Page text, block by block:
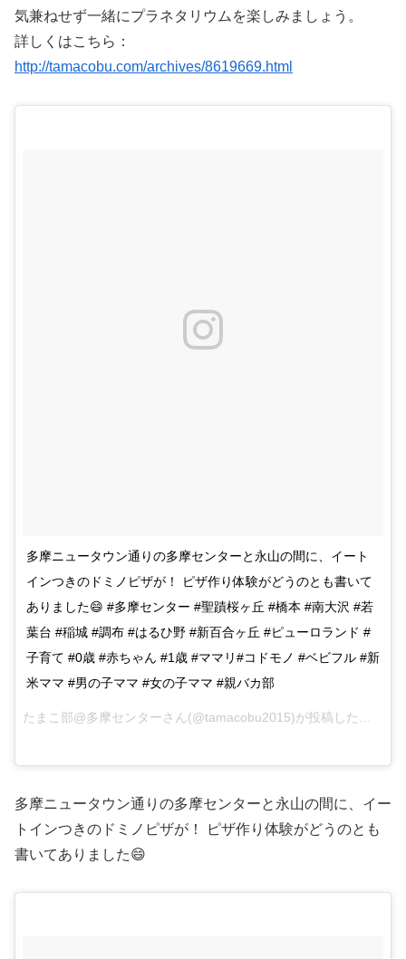
気兼ねせず一緒にプラネタリウムを楽しみましょう。
詳しくはこちら：
http://tamacobu.com/archives/8619669.html
多摩ニュータウン通りの多摩センターと永山の間に、イート
インつきのドミノピザが！ ピザ作り体験がどうのとも書いて
ありました😄 #多摩センター #聖蹟桜ヶ丘 #橋本 #南大沢 #若
葉台 #稲城 #調布 #はるひ野 #新百合ヶ丘 #ピューロランド #
子育て #0歳 #赤ちゃん #1歳 #ママリ#コドモノ #ベビフル #新
米ママ #男の子ママ #女の子ママ #親バカ部
多摩ニュータウン通りの多摩センターと永山の間に、イー
トインつきのドミノピザが！ ピザ作り体験がどうのとも
書いてありました😄